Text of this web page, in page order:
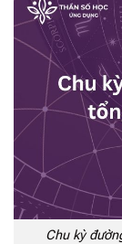
Chu kỳ